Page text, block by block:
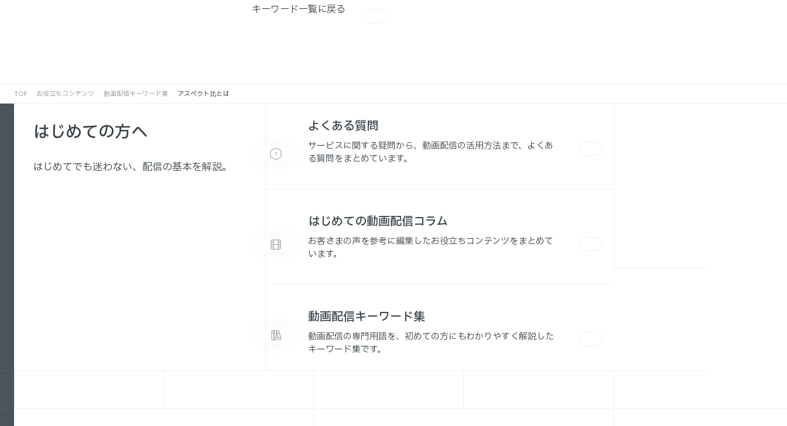
キーワード一覧に戻る
TOP お役立ちコンテンツ 動画配信キーワード集 アスペクト比とは
はじめての方へ
はじめてでも迷わない、配信の基本を解説。
よくある質問
サービスに関する疑問から、動画配信の活用方法まで、よくあ
る質問をまとめています。
はじめての動画配信コラム
お客さまの声を参考に編集したお役立ちコンテンツをまとめて
います。
動画配信キーワード集
動画配信の専門用語を、初めての方にもわかりやすく解説した
キーワード集です。